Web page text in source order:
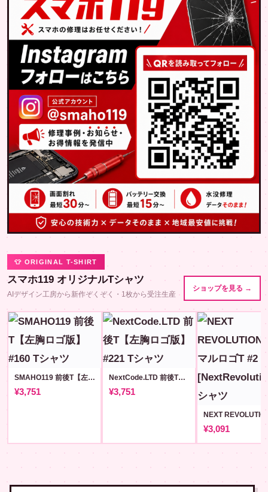
👕 ORIGINAL T-SHIRT
スマホ119 オリジナルTシャツ
AIデザイン工房から新作ぞくぞく・1枚から受注生産
ショップを見る →
SMAHO119 前後T【左胸ロゴ版】#160
¥3,751
NextCode.LTD 前後T【左胸ロゴ版】#221
¥3,751
¥3,091